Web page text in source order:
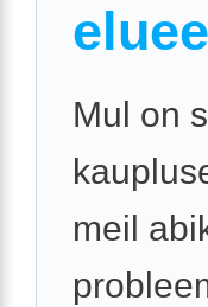
Mul on
meil